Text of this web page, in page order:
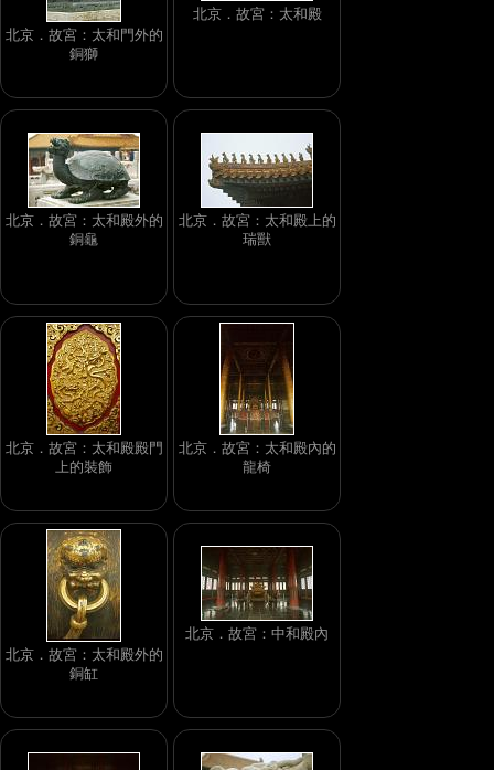
北京．故宮：太和門外的
銅獅
北京．故宮：太和殿
北京．故宮：太和殿外的
銅龜
北京．故宮：太和殿上的
瑞獸
北京．故宮：太和殿殿門
上的裝飾
北京．故宮：太和殿內的
龍椅
北京．故宮：太和殿外的
銅缸
北京．故宮：中和殿內